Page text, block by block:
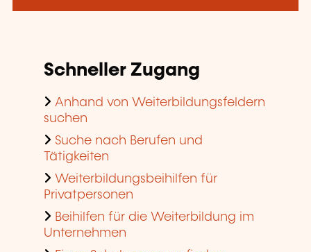
Schneller Zugang
Anhand von Weiterbildungsfeldern
suchen
Suche nach Berufen und
Tätigkeiten
Weiterbildungsbeihilfen für
Privatpersonen
Beihilfen für die Weiterbildung im
Unternehmen